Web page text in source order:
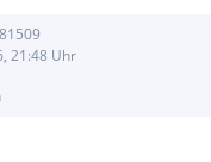
21:48 Uhr